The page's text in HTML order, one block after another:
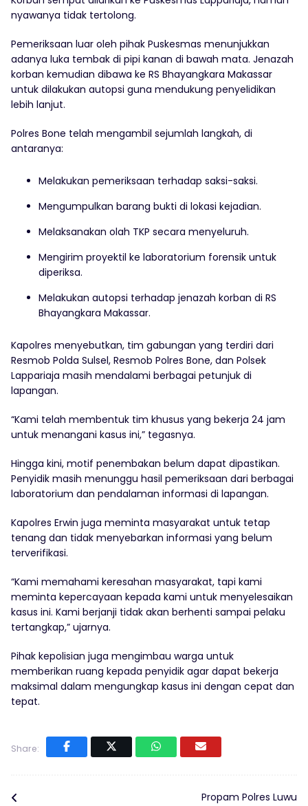
nyawanya tidak tertolong.
Pemeriksaan luar oleh pihak Puskesmas menunjukkan
adanya luka tembak di pipi kanan di bawah mata. Jenazah
korban kemudian dibawa ke RS Bhayangkara Makassar
untuk dilakukan autopsi guna mendukung penyelidikan
lebih lanjut.
Polres Bone telah mengambil sejumlah langkah, di
antaranya:
Melakukan pemeriksaan terhadap saksi-saksi.
Mengumpulkan barang bukti di lokasi kejadian.
Melaksanakan olah TKP secara menyeluruh.
Mengirim proyektil ke laboratorium forensik untuk
diperiksa.
Melakukan autopsi terhadap jenazah korban di RS
Bhayangkara Makassar.
Kapolres menyebutkan, tim gabungan yang terdiri dari
Resmob Polda Sulsel, Resmob Polres Bone, dan Polsek
Lappariaja masih mendalami berbagai petunjuk di
lapangan.
“Kami telah membentuk tim khusus yang bekerja 24 jam
untuk menangani kasus ini,” tegasnya.
Hingga kini, motif penembakan belum dapat dipastikan.
Penyidik masih menunggu hasil pemeriksaan dari berbagai
laboratorium dan pendalaman informasi di lapangan.
Kapolres Erwin juga meminta masyarakat untuk tetap
tenang dan tidak menyebarkan informasi yang belum
terverifikasi.
“Kami memahami keresahan masyarakat, tapi kami
meminta kepercayaan kepada kami untuk menyelesaikan
kasus ini. Kami berjanji tidak akan berhenti sampai pelaku
tertangkap,” ujarnya.
Pihak kepolisian juga mengimbau warga untuk
memberikan ruang kepada penyidik agar dapat bekerja
maksimal dalam mengungkap kasus ini dengan cepat dan
tepat.
Share:
Propam Polres Luwu